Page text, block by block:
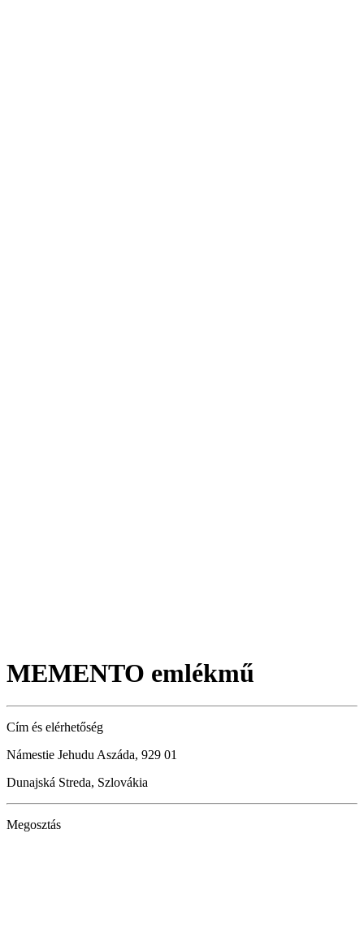
MEMENTO emlékmű
Cím és elérhetőség
Námestie Jehudu Aszáda, 929 01
Dunajská Streda, Szlovákia
Megosztás